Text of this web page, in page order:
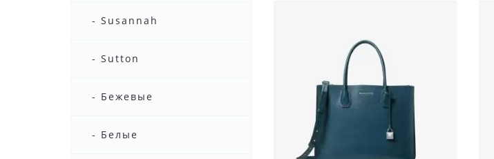
- Susannah
- Sutton
- Бежевые
- Белые